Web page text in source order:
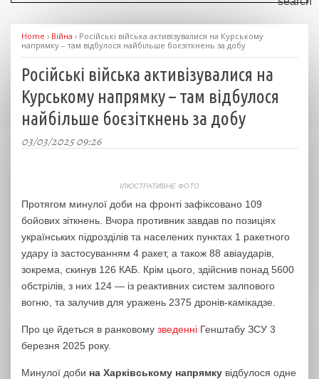
Home › Війна › Російські війська активізувалися на Курському
напрямку – там відбулося найбільше боєзіткнень за добу
Російські війська активізувалися на
Курському напрямку – там відбулося
найбільше боєзіткнень за добу
03/03/2025 09:26
ІЛЮСТРАТИВНЕ ФОТО
Протягом минулої доби на фронті зафіксовано 109
бойових зіткнень. Вчора противник завдав по позиціях
українських підрозділів та населених пунктах 1 ракетного
удару із застосуванням 4 ракет, а також 88 авіаударів,
зокрема, скинув 126 КАБ. Крім цього, здійснив понад 5600
обстрілів, з них 124 — із реактивних систем залпового
вогню, та залучив для уражень 2375 дронів-камікадзе.
Про це йдеться в ранковому зведенні Генштабу ЗСУ 3
березня 2025 року.
Минулої доби на Харківському напрямку відбулося одне